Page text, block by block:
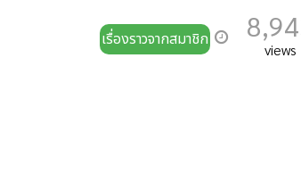
เรื่องราวจากสมาชิก views